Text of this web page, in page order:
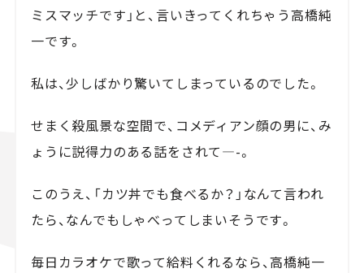
ミスマッチです」と、言いきってくれちゃう高橋純
一です。
私は、少しばかり驚いてしまっているのでした。
せまく殺風景な空間で、コメディアン顔の男に、み
ょうに説得力のある話をされて—-。
このうえ、「カツ丼でも食べるか？」なんて言われ
たら、なんでもしゃべってしまいそうです。
毎日カラオケで歌って給料くれるなら、高橋純一